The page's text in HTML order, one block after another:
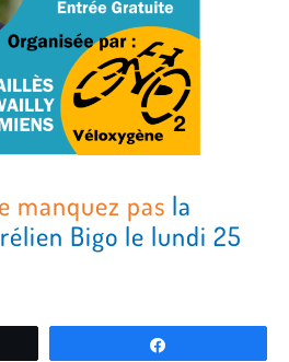
manquez pas la
Bigo le lundi 25